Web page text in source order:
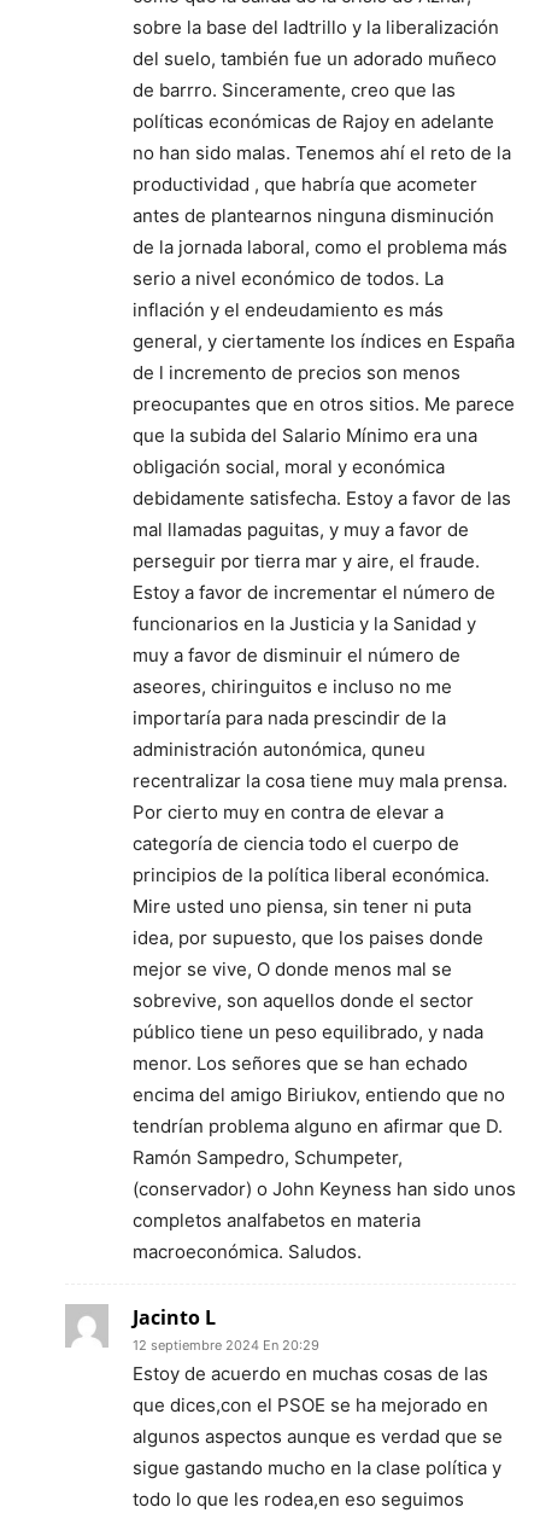
sobre la base del ladtrillo y la liberalización
del suelo, también fue un adorado muñeco
de barrro. Sinceramente, creo que las
políticas económicas de Rajoy en adelante
no han sido malas. Tenemos ahí el reto de la
productividad , que habría que acometer
antes de plantearnos ninguna disminución
de la jornada laboral, como el problema más
serio a nivel económico de todos. La
inflación y el endeudamiento es más
general, y ciertamente los índices en España
de l incremento de precios son menos
preocupantes que en otros sitios. Me parece
que la subida del Salario Mínimo era una
obligación social, moral y económica
debidamente satisfecha. Estoy a favor de las
mal llamadas paguitas, y muy a favor de
perseguir por tierra mar y aire, el fraude.
Estoy a favor de incrementar el número de
funcionarios en la Justicia y la Sanidad y
muy a favor de disminuir el número de
aseores, chiringuitos e incluso no me
importaría para nada prescindir de la
administración autonómica, quneu
recentralizar la cosa tiene muy mala prensa.
Por cierto muy en contra de elevar a
categoría de ciencia todo el cuerpo de
principios de la política liberal económica.
Mire usted uno piensa, sin tener ni puta
idea, por supuesto, que los paises donde
mejor se vive, O donde menos mal se
sobrevive, son aquellos donde el sector
público tiene un peso equilibrado, y nada
menor. Los señores que se han echado
encima del amigo Biriukov, entiendo que no
tendrían problema alguno en afirmar que D.
Ramón Sampedro, Schumpeter,
(conservador) o John Keyness han sido unos
completos analfabetos en materia
macroeconómica. Saludos.
Jacinto L
12 septiembre 2024 En 20:29
Estoy de acuerdo en muchas cosas de las
que dices,con el PSOE se ha mejorado en
algunos aspectos aunque es verdad que se
sigue gastando mucho en la clase política y
todo lo que les rodea,en eso seguimos